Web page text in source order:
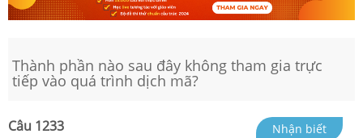
Thành phần nào sau đây không tham gia trực
tiếp vào quá trình dịch mã?
Câu 1233 Nhận biết